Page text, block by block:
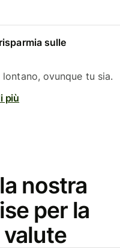
sulle
ovunque tu sia.
più
nostra
per la